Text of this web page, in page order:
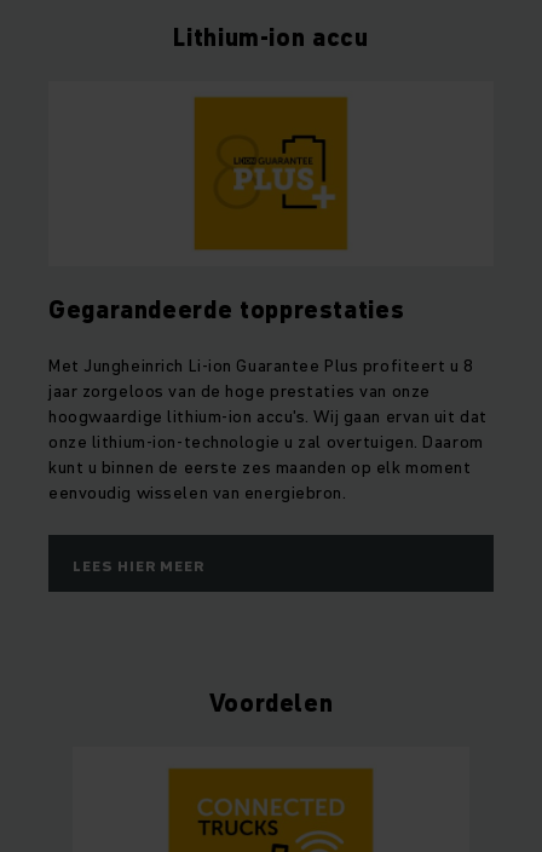
Lithium-ion accu
Gegarandeerde topprestaties
Met Jungheinrich Li-ion Guarantee Plus profiteert u 8
jaar zorgeloos van de hoge prestaties van onze
hoogwaardige lithium-ion accu's. Wij gaan ervan uit dat
onze lithium-ion-technologie u zal overtuigen. Daarom
kunt u binnen de eerste zes maanden op elk moment
eenvoudig wisselen van energiebron.
LEES HIER MEER
Voordelen